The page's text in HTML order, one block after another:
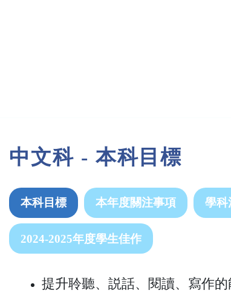
中文科 - 本科目標
本科目標 本年度關注事項 學科
2024-2025年度學生佳作
提升聆聽、説話、閱讀、寫作